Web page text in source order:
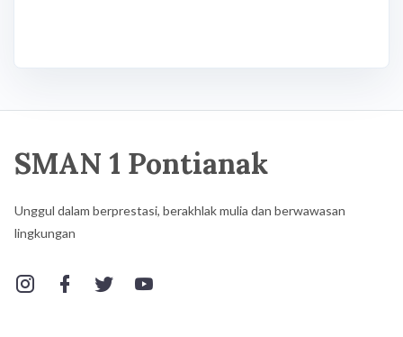
SMAN 1 Pontianak
Unggul dalam berprestasi, berakhlak mulia dan berwawasan
lingkungan